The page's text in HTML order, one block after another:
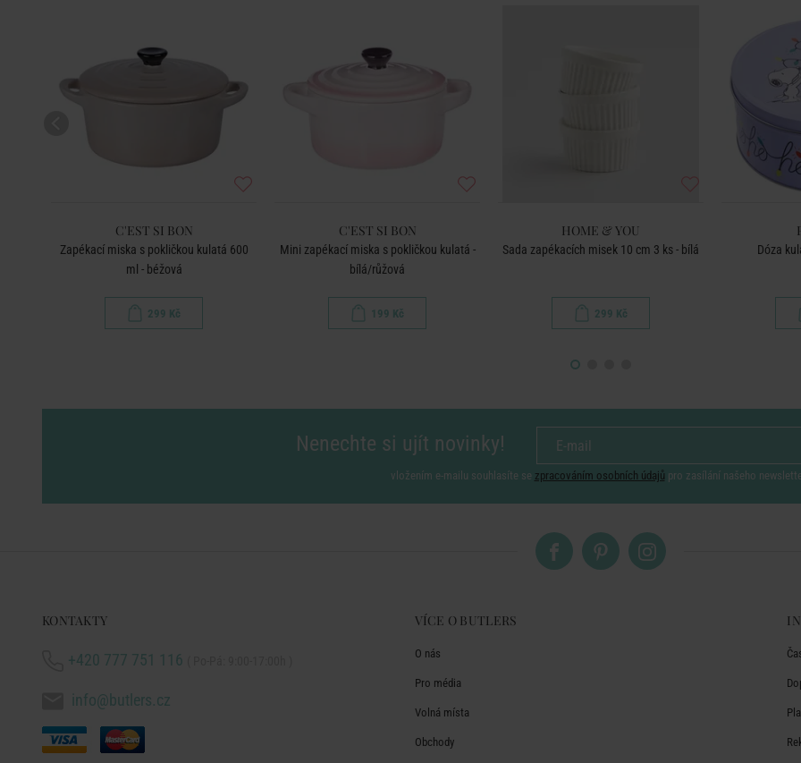
C'EST SI BON
Zapékací miska s pokličkou kulatá 600
ml - béžová
299 Kč
C'EST SI BON
Mini zapékací miska s pokličkou kulatá -
bílá/růžová
199 Kč
HOME & YOU
Sada zapékacích misek 10 cm 3 ks - bílá
299 Kč
Dóza
Nenechte si ujít novinky!
vložením e-mailu souhlasíte se zpracováním osobních údajů pro zasílání našeho
KONTAKTY
+420 777 751 116
info@butlers.cz
VÍCE O BUTLERS
O nás
Pro média
Volná místa
Obchody